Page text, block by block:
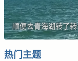
顺便去青海湖转了
热门主题